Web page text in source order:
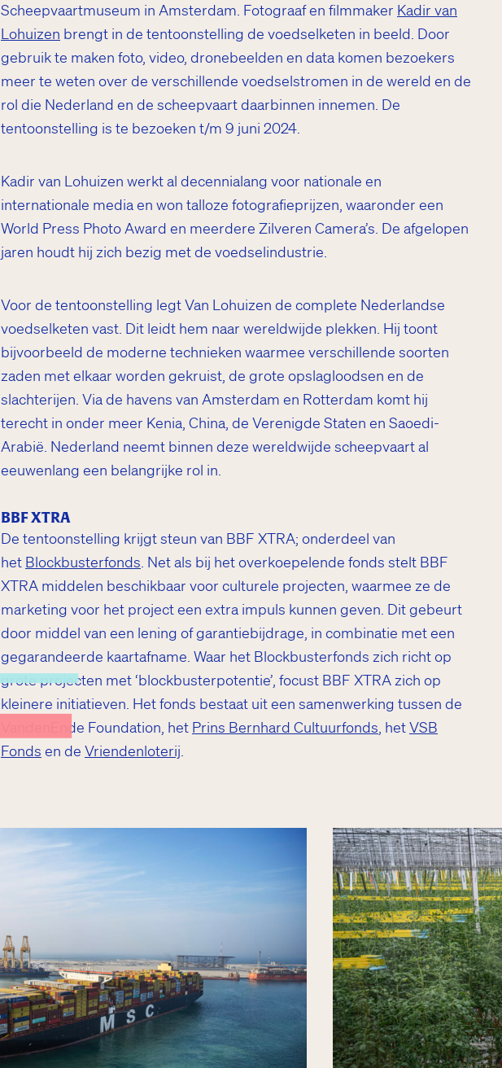
Scheepvaartmuseum in Amsterdam. Fotograaf en filmmaker Kadir van
Lohuizen brengt in de tentoonstelling de voedselketen in beeld. Door
gebruik te maken foto, video, dronebeelden en data komen bezoekers
meer te weten over de verschillende voedselstromen in de wereld en de
rol die Nederland en de scheepvaart daarbinnen innemen. De
tentoonstelling is te bezoeken t/m 9 juni 2024.
Kadir van Lohuizen werkt al decennialang voor nationale en
internationale media en won talloze fotografieprijzen, waaronder een
World Press Photo Award en meerdere Zilveren Camera’s. De afgelopen
jaren houdt hij zich bezig met de voedselindustrie.
Voor de tentoonstelling legt Van Lohuizen de complete Nederlandse
voedselketen vast. Dit leidt hem naar wereldwijde plekken. Hij toont
bijvoorbeeld de moderne technieken waarmee verschillende soorten
zaden met elkaar worden gekruist, de grote opslagloodsen en de
slachterijen. Via de havens van Amsterdam en Rotterdam komt hij
terecht in onder meer Kenia, China, de Verenigde Staten en Saoedi-
Arabië. Nederland neemt binnen deze wereldwijde scheepvaart al
eeuwenlang een belangrijke rol in.
BBF XTRA
De tentoonstelling krijgt steun van BBF XTRA; onderdeel van
het Blockbusterfonds . Net als bij het overkoepelende fonds stelt BBF
XTRA middelen beschikbaar voor culturele projecten, waarmee ze de
marketing voor het project een extra impuls kunnen geven. Dit gebeurt
door middel van een lening of garantiebijdrage, in combinatie met een
gegarandeerde kaartafname. Waar het Blockbusterfonds zich richt op
grote projecten met ‘blockbusterpotentie’, focust BBF XTRA zich op
kleinere initiatieven. Het fonds bestaat uit een samenwerking tussen de
VandenEnde Foundation, het Prins Bernhard Cultuurfonds , hetVSB
Fonds en de Vriendenloterij